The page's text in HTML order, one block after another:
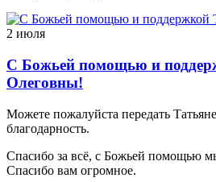
2 июля
С Божьей помощью и
Олеговны!
Можете пожалуйста передать
благодарность.
Спасибо за всё, с Божьей помощью
Спасибо вам огромное.